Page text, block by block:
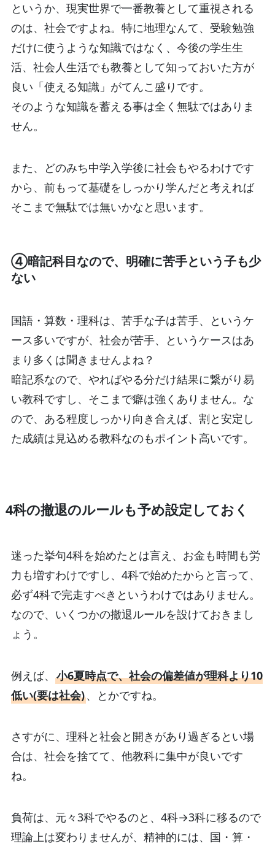
というか、現実世界で一番教養として重視される
のは、社会ですよね。特に地理なんて、受験勉強
だけに使うような知識ではなく、今後の学生生
活、社会人生活でも教養として知っておいた方が
良い「使える知識」がてんこ盛りです。
そのような知識を蓄える事は全く無駄ではありま
せん。
また、どのみち中学入学後に社会もやるわけです
から、前もって基礎をしっかり学んだと考えれば
そこまで無駄では無いかなと思います。
④暗記科目なので、明確に苦手という子も少
ない
国語・算数・理科は、苦手な子は苦手、というケ
ース多いですが、社会が苦手、というケースはあ
まり多くは聞きませんよね？
暗記系なので、やればやる分だけ結果に繋がり易
い教科ですし、そこまで癖は強くありません。な
ので、ある程度しっかり向き合えば、割と安定し
た成績は見込める教科なのもポイント高いです。
4科の撤退のルールも予め設定しておく
迷った挙句4科を始めたとは言え、お金も時間も労
力も増すわけですし、4科で始めたからと言って、
必ず4科で完走すべきというわけではありません。
なので、いくつかの撤退ルールを設けておきまし
ょう。
例えば、 小6夏時点で、社会の偏差値が理科より10
低い(要は社会)、とかですね。
さすがに、理科と社会と開きがあり過ぎるとい場
合は、社会を捨てて、他教科に集中が良いです
ね。
負荷は、元々3科でやるのと、4科→3科に移るので
理論上は変わりませんが、精神的には、国・算・